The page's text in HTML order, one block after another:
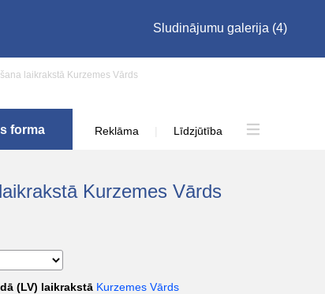
Sludinājumu galerija (4)
laikrakstā Kurzemes Vārds
forma Reklāma Līdzjūtība
Kurzemes Vārds
(LV) laikrakstā Kurzemes Vārds